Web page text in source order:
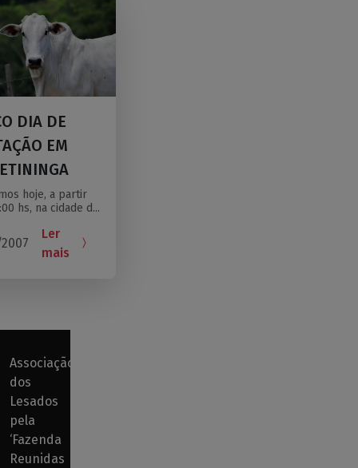
DIA DE
EM
hoje, a partir
hs, na cidade d...
Ler
mais
Associação
dos
Lesados
pela
‘Fazenda
Reunidas